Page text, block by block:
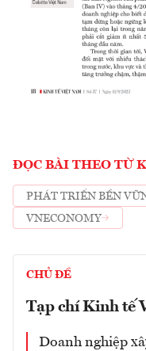
ĐỌC BÀI THEO TỪ
PHÁT TRIỂN BỀN
VNECONOMY
CHỦ ĐỀ
Tạp chí Kinh tế
Doanh nghiệp